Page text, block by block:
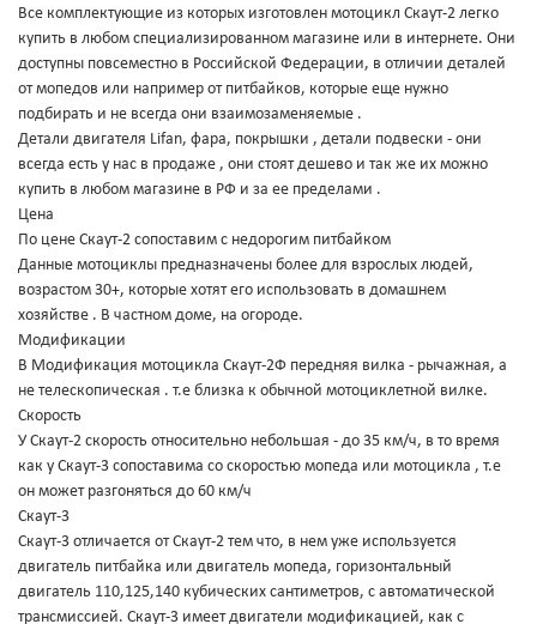
Все комплектующие из которых изготовлен мотоцикл Скаут-2 легко
купить в любом специализированном магазине или в интернете. Они
доступны повсеместно в Российской Федерации, в отличии деталей
от мопедов или например от питбайков, которые еще нужно
подбирать и не всегда они взаимозаменяемые .
Детали двигателя Lifan, фара, покрышки , детали подвески - они
всегда есть у нас в продаже , они стоят дешево и так же их можно
купить в любом магазине в РФ и за ее пределами .
Цена
По цене Скаут-2 сопоставим с недорогим питбайком
Данные мотоциклы предназначены более для взрослых людей,
возрастом 30+, которые хотят его использовать в домашнем
хозяйстве . В частном доме, на огороде.
Модификации
В Модификация мотоцикла Скаут-2Ф передняя вилка - рычажная, а
не телескопическая . т.е близка к обычной мотоциклетной вилке.
Скорость
У Скаут-2 скорость относительно небольшая - до 35 км/ч, в то время
как у Скаут-3 сопоставима со скоростью мопеда или мотоцикла , т.е
он может разгоняться до 60 км/ч
Скаут-3
Скаут-3 отличается от Скаут-2 тем что, в нем уже используется
двигатель питбайка или двигатель мопеда, горизонтальный
двигатель 110,125,140 кубических сантиметров, с автоматической
трансмиссией. Скаут-3 имеет двигатели модификацией, как с